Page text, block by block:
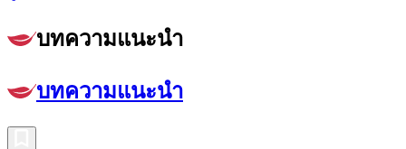
บทความแนะนำ
บทความแนะนำ